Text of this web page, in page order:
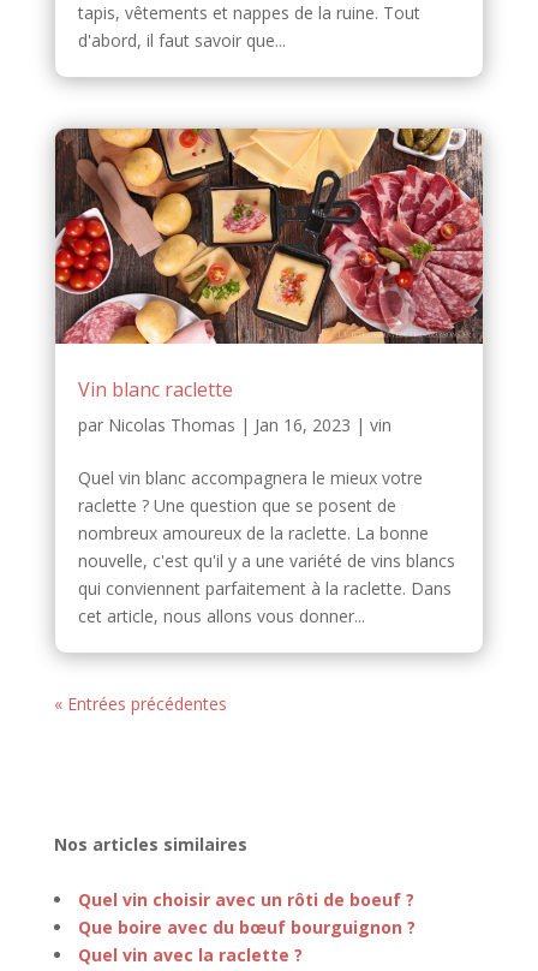
tapis, vêtements et nappes de la ruine. Tout
d'abord, il faut savoir que...
Vin blanc raclette
par Nicolas Thomas | Jan 16, 2023 | vin
Quel vin blanc accompagnera le mieux votre
raclette ? Une question que se posent de
nombreux amoureux de la raclette. La bonne
nouvelle, c'est qu'il y a une variété de vins blancs
qui conviennent parfaitement à la raclette. Dans
cet article, nous allons vous donner...
« Entrées précédentes
Nos articles similaires
Quel vin choisir avec un rôti de boeuf ?
Que boire avec du bœuf bourguignon ?
Quel vin avec la raclette ?